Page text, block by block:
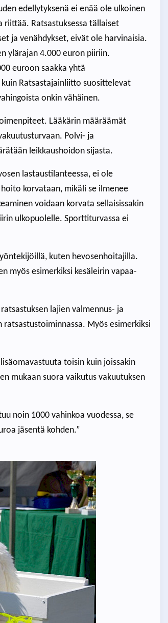
edellytyksenä ei enää ole ulkoinen
Ratsastuksessa tällaiset
ja venähdykset, eivät ole harvinaisia.
ylärajan 4.000 euron piiriin.
euroon saakka yhtä
Ratsastajainliitto suosittelevat
onkin vähäinen.
Lääkärin määräämät
Polvi- ja
leikkaushoidon sijasta.
lastaustilanteessa, ei ole
korvataan, mikäli se ilmenee
voidaan korvata sellaisissakin
ulkopuolelle. Sporttiturvassa ei
kuten hevosenhoitajilla.
myös esimerkiksi kesäleirin vapaa-
lajien valmennus- ja
Myös esimerkiksi
toisin kuin joissakin
mukaan suora vaikutus vakuutuksen
noin 1000 vahinkoa vuodessa, se
jäsentä kohden.”